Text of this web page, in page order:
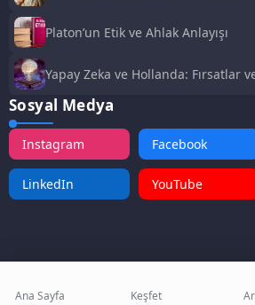
Platon’un Etik ve Ahlak Anlayışı
Yapay Zeka ve Hollanda: Fırsatlar
Sosyal Medya
Instagram Facebook
LinkedIn YouTube
Ana Sayfa Keşfet